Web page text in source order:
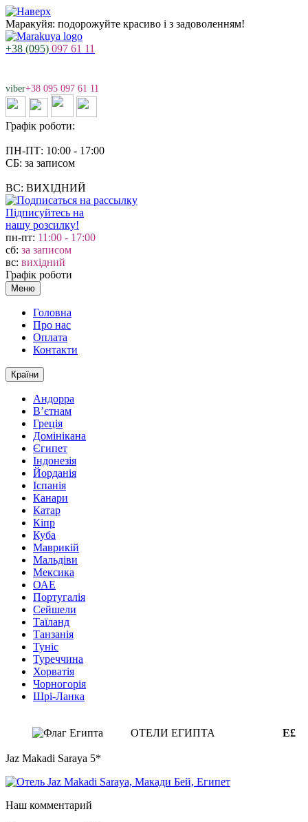
Маракуйя: подорожуйте красиво і з задоволенням!
+38 (095) 097 61 11
viber+38 095 097 61 11
Графік роботи:
ПН-ПТ: 10:00 - 17:00
СБ: за записом
ВС: ВИХІДНИЙ
Підписуйтесь на
нашу розсилку!
пн-пт: 11:00 - 17:00
сб: за записом
вс: вихідний
Графік роботи
Меню
Головна
Про нас
Оплата
Контакти
Країни
Андорра
В’єтнам
Греція
Домінікана
Єгипет
Індонезія
Йорданія
Іспанія
Канари
Катар
Кіпр
Куба
Маврикій
Мальдіви
Мексика
ОАЕ
Португалія
Сейшели
Таїланд
Танзанія
Туніс
Туреччина
Хорватія
Чорногорія
Шрі-Ланка
ОТЕЛИ ЕГИПТА E£
Jaz Makadi Saraya 5*
Наш комментарий